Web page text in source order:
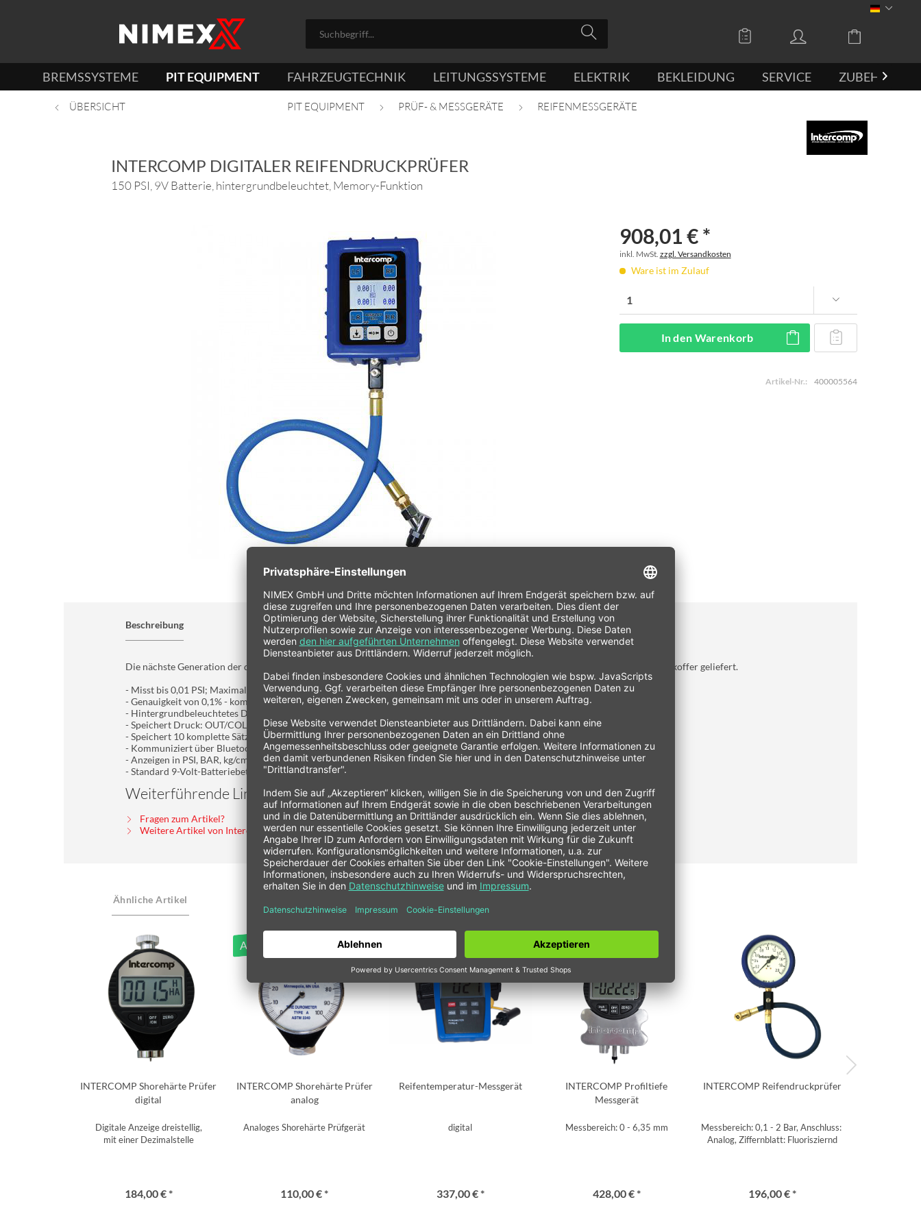
DEUTSCH
BREMSSYSTEME PIT EQUIPMENT FAHRZEUGTECHNIK LEITUNGSSYSTEME ELEKTRIK BEKLEIDUNG SERVICE ZUBEHÖR

ÜBERSICHT PIT EQUIPMENT PRÜF- & MESSGERÄTE REIFENMESSGERÄTE
INTERCOMP DIGITALER REIFENDRUCKPRÜFER
150 PSI, 9V Batterie, hintergrundbeleuchtet, Memory-Funktion
908,01 € *
inkl. MwSt. zzgl. Versandkosten
Ware ist im Zulauf
In den Warenkorb
Artikel-Nr.: 400005564
Beschreibung
Die nächste Generation der digitalen Luftdruckmessgeräte von Intercomp. Wird standardmäßig mit Winkelspannfutter und Tragekoffer geliefert.
- Misst bis 0,01 PSI; Maximaler Druck 150,00 PSI
- Genauigkeit von 0,1% - kompensiert den barometrischen Druck
- Hintergrundbeleuchtetes Display
- Speichert Druck: OUT/COLD, IN/HOT, und CALCULATES GAIN
- Speichert 10 komplette Sätze von Drücken: IN/HOT, OUT/COLD und GAINS
- Kommuniziert über Bluetooth® mit der RaceWeigh App
- Anzeigen in PSI, BAR, kg/cm²
- Standard 9-Volt-Batteriebetrieb
Weiterführende Links zu "INTERCOMP Digitaler Reifendruckprüfer"
Fragen zum Artikel?
Weitere Artikel von Intercomp Europe
Ähnliche Artikel
INTERCOMP Shorehärte Prüfer
digital
Digitale Anzeige dreistellig,
mit einer Dezimalstelle
184,00 € *
Auf Lager
INTERCOMP Shorehärte Prüfer
analog
Analoges Shorehärte Prüfgerät
110,00 € *
Reifentemperatur-Messgerät
digital
337,00 € *
INTERCOMP Profiltiefe
Messgerät
Messbereich: 0 - 6,35 mm
428,00 € *
INTERCOMP Reifendruckprüfer
Messbereich: 0,1 - 2 Bar, Anschluss: 45° (Bleeder)
Analog, Ziffernblatt: Fluorisziernd
196,00 € *